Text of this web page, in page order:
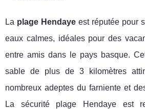
La plage Hendaye est réputée pour
eaux calmes, idéales pour des
entre amis dans le pays basque.
sable de plus de 3 kilomètres
nombreux adeptes du farniente et
La sécurité plage Hendaye est